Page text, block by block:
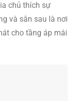
chủ thích sự
và sân sau là nơi
cho tầng áp mái